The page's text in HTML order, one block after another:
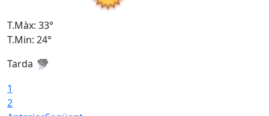
T.Màx: 33°
T.Min: 24°
Tarda
1
2